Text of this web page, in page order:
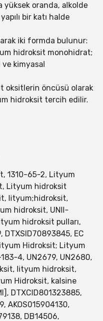
yüksek oranda, alkolde
bir katı halde
iki formda bulunur:
hidroksit monohidrat;
kimyasal
oksitlerin öncüsü olarak
hidroksit tercih edilir.
1310-65-2, Lityum
Lityum hidroksit
lityum;hidroksit,
hidroksit, UNII-
hidroksit pulları,
DTXSID70893845, EC
Hidroksit; Lityum
4, UN2679, UN2680,
lityum hidroksit,
Hidroksit, kalsine
DTXCID801323885,
AKOS015904130,
DB14506,